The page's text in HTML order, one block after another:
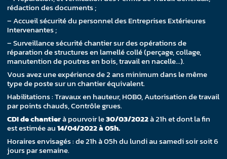
rédaction des documents ;
– Accueil sécurité du personnel des Entreprises Extérieures
Intervenantes ;
– Surveillance sécurité chantier sur des opérations de
réparation de structures en lamellé collé (perçage, collage,
manutention de poutres en bois, travail en nacelle…).
Vous avez une expérience de 2 ans minimum dans le même
type de poste sur un chantier équivalent.
Habilitations : Travaux en hauteur, H0B0, Autorisation de travail
par points chauds, Contrôle grues.
CDI de chantierà pourvoir le30/03/2022à 21h et dont la fin
est estimée au14/04/2022 à 05h.
Horaires envisagés : de 21h à 05h du lundi au samedi soir soit 6
jours par semaine.